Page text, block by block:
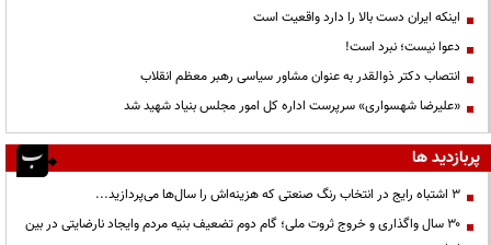
اینکه ایران دست بالا را دارد واقعیت است
دعوا نیست؛ نبرد است!
انتصاب دکتر ذوالقدر به عنوان مشاور سیاسی رهبر معظم انقلاب
«علیرضا شهسواری» سرپرست اداره کل امور مجلس بنیاد شهید شد
پربازدید ها
3 اشتباه رایج در انتخاب رنگ صنعتی که هزینه‌اش را سال‌ها می‌پردازید...
۳۰ سال واگذاری و خروج ثروت ملی؛ گام دوم تضعیف بنیه مردم وایجاد نارضایتی در بین